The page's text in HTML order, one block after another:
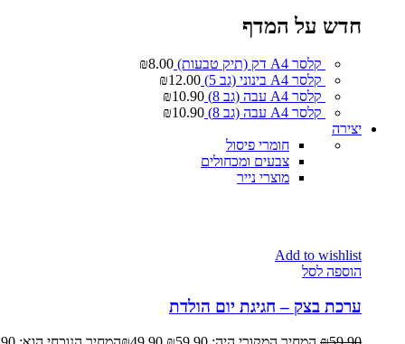
חדש על המדף
קלסר A4 דק (תיק טבעות) ₪8.00
קלסר A4 בינוני (גב 5)
₪12.00
קלסר A4 עבה (גב 8)
₪10.90
קלסר A4 עבה (גב 8)
₪10.90
יצירה
חומרי פיסול
צבעים ומכחולים
מוצרי נייר
Add to wishlist
הוספה לסל
ערכת בצק – חגיגת יום הולדת